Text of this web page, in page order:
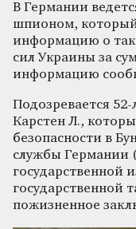
В Германии
шпионом,
информацию о
сил Украины за
информацию
Подозревается
Карстен Л.,
безопасности в
службы Германии
государственной
государственной
пожизненное